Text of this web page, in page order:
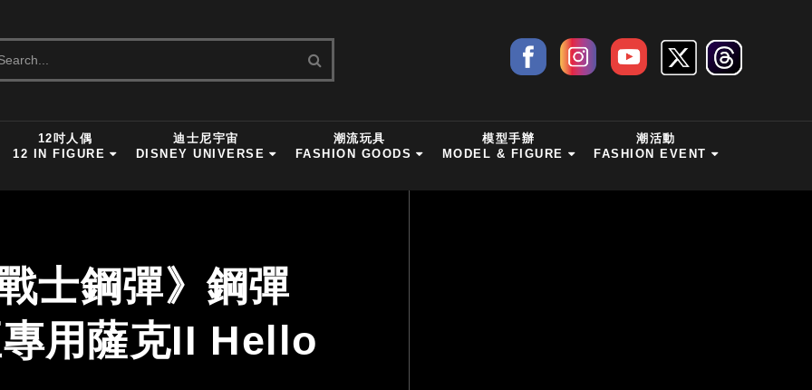
12吋人偶
12 IN FIGURE
迪士尼宇宙
DISNEY UNIVERSE
潮流玩具
FASHION GOODS
模型手辦
MODEL & FIGURE
潮活動
FASHION EVENT
士鋼彈》鋼彈
用薩克II Hello